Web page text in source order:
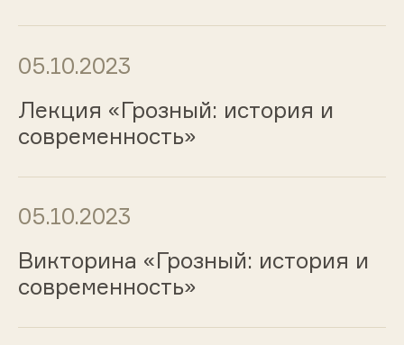
05.10.2023
Лекция «Грозный: история и
современность»
05.10.2023
Викторина «Грозный: история и
современность»